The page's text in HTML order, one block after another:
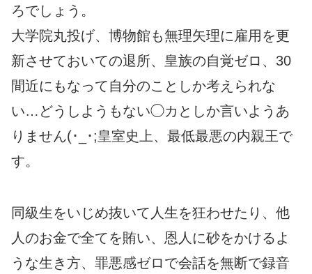
ろでしょう。
大学院丸投げ、博物館も無理矢理に雇用を更
新させておいての退所、皇族の自覚ゼロ、30
間近にもなって自分のことしか考えられな
い…どうしようもない◯カとしか言いようあ
りません(･_･;皇室史上、最低最悪の内親王で
す。
同級生をいじめ抜いて人生を狂わせたり、他
人のお金で全てを賄い、恩人に砂をかけるよ
うな生き方、罪悪感ゼロで会話を無断で録音